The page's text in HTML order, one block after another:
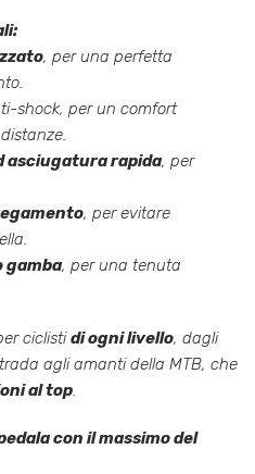
, per una perfetta
shock, per un comfort
asciugatura rapida, per
, per evitare
gamba, per una tenuta
ciclistidi ogni livello, dagli
agli amanti della MTB, che
al top.
con il massimo del